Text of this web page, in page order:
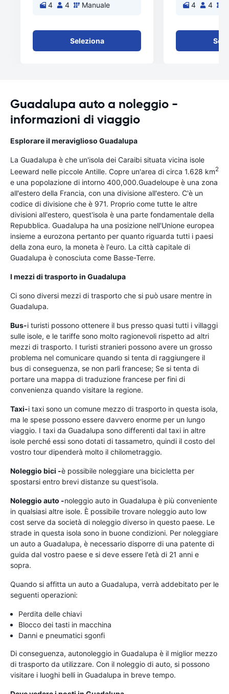
4 4 Manuale
Seleziona
4 4
Guadalupa auto a noleggio -
informazioni di viaggio
Esplorare il meraviglioso Guadalupa
La Guadalupa è che un'isola dei Caraibi situata vicina isole
Leeward nelle piccole Antille. Copre un'area di circa 1.628 km2
e una popolazione di intorno 400,000.Guadeloupe è una zona
all'estero della Francia, con una divisione all'estero. C'è un
codice di divisione che è 971. Proprio come tutte le altre
divisioni all'estero, quest'isola è una parte fondamentale della
Repubblica. Guadalupa ha una posizione nell'Unione europea
insieme a eurozona pertanto per quanto riguarda tutti i paesi
della zona euro, la moneta è l'euro. La città capitale di
Guadalupa è conosciuta come Basse-Terre.
I mezzi di trasporto in Guadalupa
Ci sono diversi mezzi di trasporto che si può usare mentre in
Guadalupa.
Bus-i turisti possono ottenere il bus presso quasi tutti i villaggi
sulle isole, e le tariffe sono molto ragionevoli rispetto ad altri
mezzi di trasporto. I turisti stranieri possono avere un grosso
problema nel comunicare quando si tenta di raggiungere il
bus di conseguenza, se non parli francese; Se si tenta di
portare una mappa di traduzione francese per fini di
convenienza quando visitare la regione.
Taxi-i taxi sono un comune mezzo di trasporto in questa isola,
ma le spese possono essere davvero enorme per un lungo
viaggio. I taxi da Guadalupa sono differenti dal taxi in altre
isole perché essi sono dotati di tassametro, quindi il costo del
vostro tour dipenderà molto il chilometraggio.
Noleggio bici -è possibile noleggiare una bicicletta per
spostarsi entro brevi distanze su quest'isola.
Noleggio auto -noleggio auto in Guadalupa è più conveniente
in qualsiasi altre isole. È possibile trovare noleggio auto low
cost serve da società di noleggio diverso in questo paese. Le
strade in questa isola sono in buone condizioni. Per noleggiare
un auto a Guadalupa, è necessario disporre di una patente di
guida dal vostro paese e si deve essere l'età di 21 anni e
sopra.
Quando si affitta un auto a Guadalupa, verrà addebitato per le
seguenti operazioni:
Perdita delle chiavi
Blocco dei tasti in macchina
Danni e pneumatici sgonfi
Di conseguenza, autonoleggio in Guadalupa è il miglior mezzo
di trasporto da utilizzare. Con il noleggio di auto, si possono
visitare i luoghi belli in Guadalupa in breve tempo.